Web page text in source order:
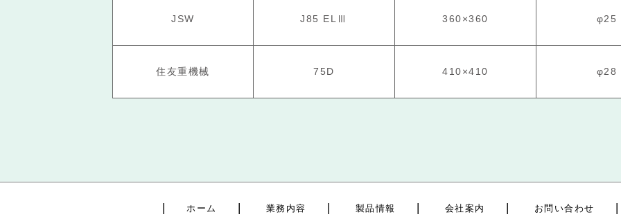
JSW J85 ELⅢ 360×360 φ25
住友重機械 75D 410×410 φ28
ホーム 業務内容 製品情報 会社案内 お問い合わせ